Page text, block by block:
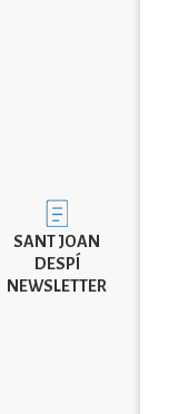
Imatge
SANT JOAN
DESPÍ
NEWSLETTER